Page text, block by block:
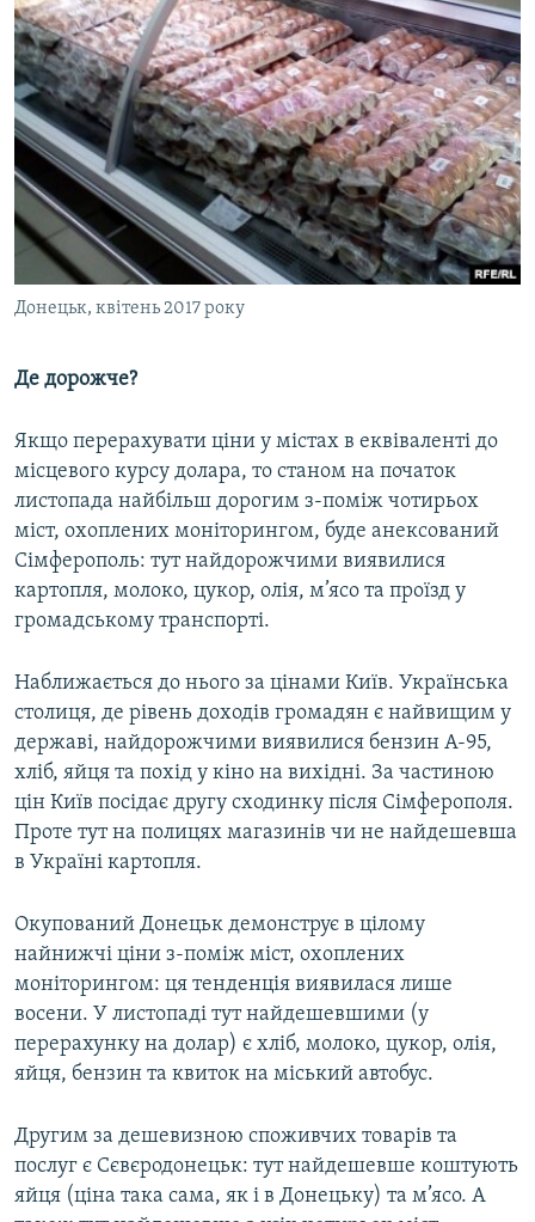
Донецьк, квітень 2017 року
Де дорожче?
Якщо перерахувати ціни у містах в еквіваленті до
місцевого курсу долара, то станом на початок
листопада найбільш дорогим з-поміж чотирьох
міст, охоплених моніторингом, буде анексований
Сімферополь: тут найдорожчими виявилися
картопля, молоко, цукор, олія, м’ясо та проїзд у
громадському транспорті.
Наближається до нього за цінами Київ. Українська
столиця, де рівень доходів громадян є найвищим у
державі, найдорожчими виявилися бензин А-95,
хліб, яйця та похід у кіно на вихідні. За частиною
цін Київ посідає другу сходинку після Сімферополя.
Проте тут на полицях магазинів чи не найдешевша
в Україні картопля.
Окупований Донецьк демонструє в цілому
найнижчі ціни з-поміж міст, охоплених
моніторингом: ця тенденція виявилася лише
восени. У листопаді тут найдешевшими (у
перерахунку на долар) є хліб, молоко, цукор, олія,
яйця, бензин та квиток на міський автобус.
Другим за дешевизною споживчих товарів та
послуг є Сєвєродонецьк: тут найдешевше коштують
яйця (ціна така сама, як і в Донецьку) та м’ясо. А